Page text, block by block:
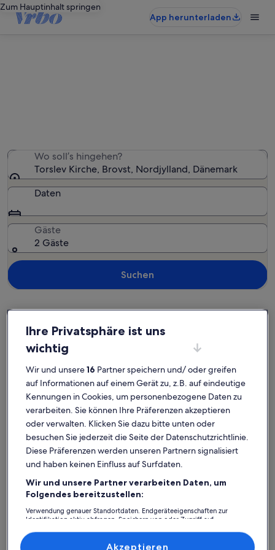
Zum Hauptinhalt springen
App herunterladen
Wo soll’s hingehen?
Torslev Kirche, Brovst, Nordjylland, Dänemark
Daten
Gäste
2 Gäste
Suchen
Brovst Ferienunterkünfte nahe Torslev Kirche
Wirf einen Blick auf unsere Auswahl an privaten Ferienunterkünften
nahe Torslev Kirche, die perfekt für dein Zuhause in der Ferne sind.
Ganz gleich, ob du mit der ganzen Bande oder nur deinem
Vierbeiner verreist, Ferienunterkünfte bieten dir all die
Annehmlichkeiten, die du dir für deinen Aufenthalt wünschst. Was
so dazugehört? Beispielsweise WLAN und ein Pool. Und auch wenn
du nach Raucheroptionen oder barrierearmen Optionen suchst,
wirst du das finden, was dir vorschwebt.
Finde Unterkünfte ganz nach deinem
Geschmack
Suche nach FerienhäusernSuche nach Ferienwohnungen oder
Suche nach
Ihre Privatsphäre ist uns
wichtig
Wir und unsere16 Partner speichern und/ oder greifen
auf Informationen auf einem Gerät zu, z.B. auf eindeutige
Kennungen in Cookies, um personenbezogene Daten zu
verarbeiten. Sie können Ihre Präferenzen akzeptieren
oder verwalten. Klicken Sie dazu bitte unten oder
besuchen Sie jederzeit die Seite der Datenschutzrichtlinie.
Diese Präferenzen werden unseren Partnern signalisiert
und haben keinen Einfluss auf Surfdaten.
Wir und unsere Partner verarbeiten Daten, um
Folgendes bereitzustellen:
Verwendung genauer Standortdaten. Endgeräteeigenschaften zur
Identifikation aktiv abfragen. Speichern von oder Zugriff auf
Inhalte, Messung von Werbeleistung und der Performance von Inhalten,
Zielgruppenforschung sowie Entwicklung und Verbesserung von
Akzeptieren